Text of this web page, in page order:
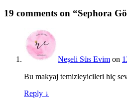
19 comments on “Sephora
Neşeli Süs Evim on
Bu makyaj temizleyicileri hiç
Reply ↓